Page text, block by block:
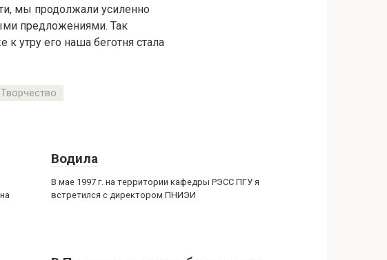
мы продолжали усиленно
предложениями. Так
утру его наша беготня стала
Творчество
Водила
В мае 1997 г. на территории кафедры РЭСС ПГУ я
встретился с директором ПНИЭИ